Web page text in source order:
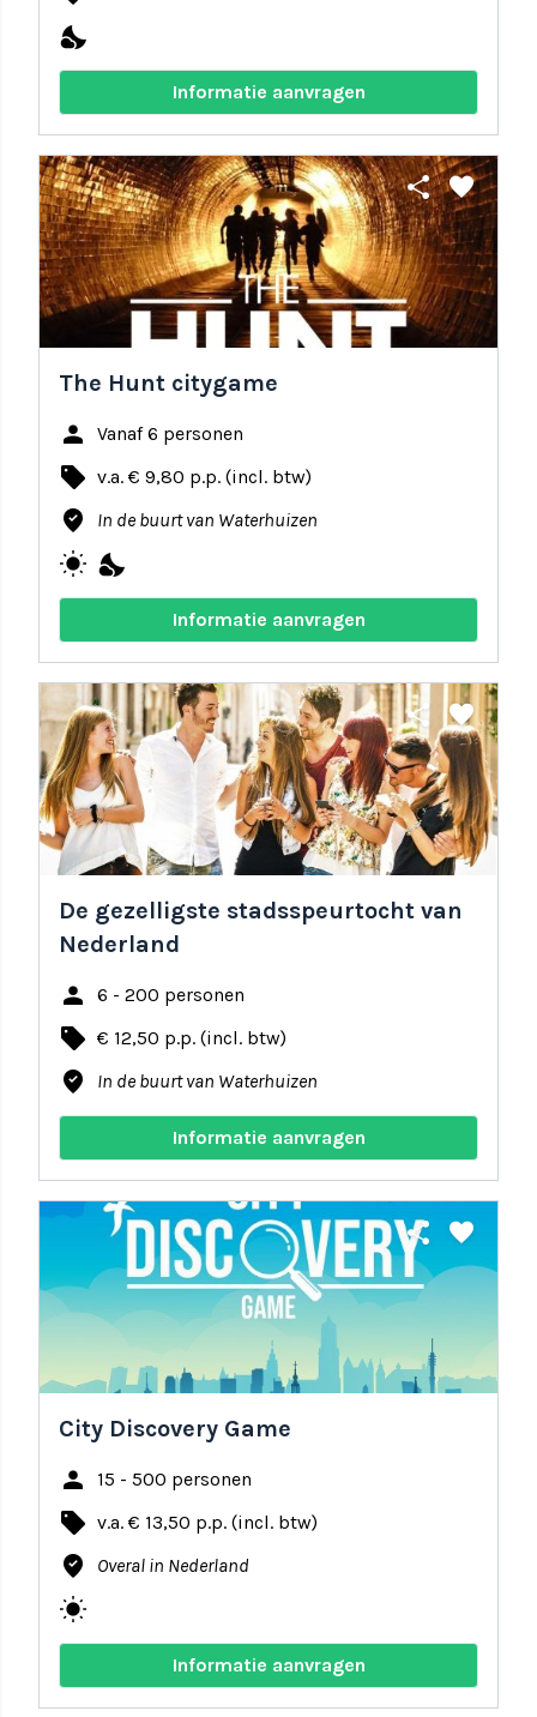
nights_stay
Informatie aanvragen
share favorite
The Hunt citygame
person Vanaf 6 personen
local_offer v.a. € 9,80 p.p. (incl. btw)
where_to_vote In de buurt van Waterhuizen
wb_sunny nights_stay
Informatie aanvragen
share favorite
De gezelligste stadsspeurtocht van
Nederland
person 6 - 200 personen
local_offer € 12,50 p.p. (incl. btw)
where_to_vote In de buurt van Waterhuizen
Informatie aanvragen
share favorite
City Discovery Game
person 15 - 500 personen
local_offer v.a. € 13,50 p.p. (incl. btw)
where_to_vote Overal in Nederland
wb_sunny
Informatie aanvragen